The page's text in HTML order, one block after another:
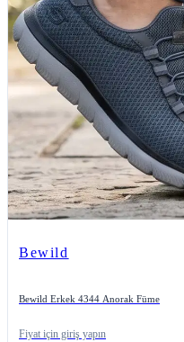
Bewild
Bewild Erkek 4344 Anorak Füme
Fiyat için giriş yapın